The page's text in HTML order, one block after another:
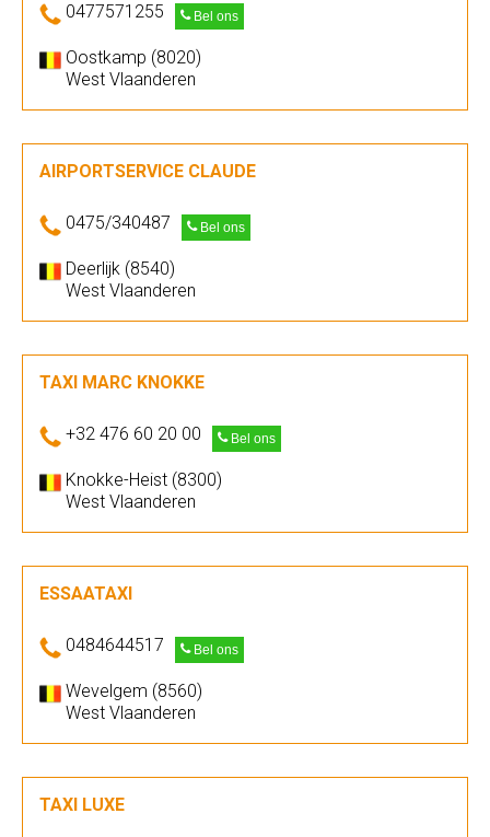
0477571255 Bel ons
Oostkamp (8020)
West Vlaanderen
AIRPORTSERVICE CLAUDE
0475/340487 Bel ons
Deerlijk (8540)
West Vlaanderen
TAXI MARC KNOKKE
+32 476 60 20 00 Bel ons
Knokke-Heist (8300)
West Vlaanderen
ESSAATAXI
0484644517 Bel ons
Wevelgem (8560)
West Vlaanderen
TAXI LUXE